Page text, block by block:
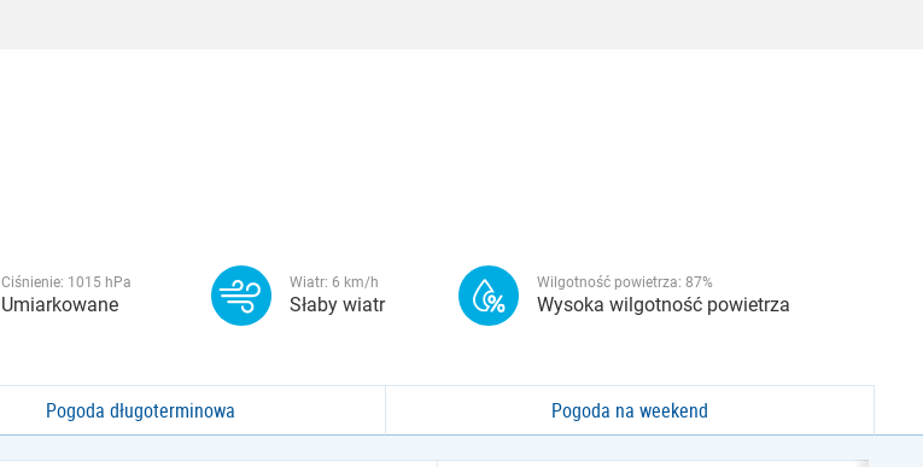
Ciśnienie: 1015 hPa
Umiarkowane
Wiatr: 6 km/h
Słaby wiatr
Wilgotność powietrza: 87%
Wysoka wilgotność powietrza
Pogoda długoterminowa Pogoda na weekend